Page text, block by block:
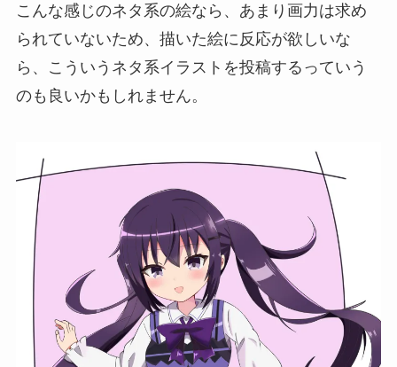
こんな感じのネタ系の絵なら、あまり画力は求め
られていないため、描いた絵に反応が欲しいな
ら、こういうネタ系イラストを投稿するっていう
のも良いかもしれません。